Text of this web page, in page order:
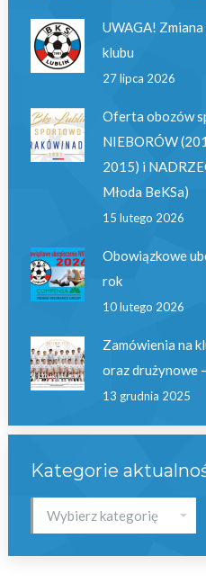
UWAGA!
klubu
27 lipca 2026
Oferta obozów
NIEBORÓW
2015) i
Młoda BeKSa)
15 lutego 2026
Obowiązkowe
rok
10 lutego 2026
Zamówienia na
oraz drużynowe
13 grudnia 2025
Kategorie
Kategorie
aktualności